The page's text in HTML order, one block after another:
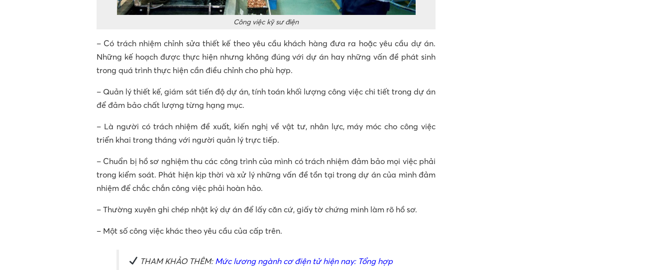
Công việc kỹ sư điện
– Có trách nhiệm chỉnh sửa thiết kế theo yêu cầu khách hàng đưa ra hoặc yêu cầu dự án.
Những kế hoạch được thực hiện nhưng không đúng với dự án hay những vấn đề phát sinh
trong quá trình thực hiện cần điều chỉnh cho phù hợp.
– Quản lý thiết kế, giám sát tiến độ dự án, tính toán khối lượng công việc chi tiết trong dự án
để đảm bảo chất lượng từng hạng mục.
– Là người có trách nhiệm đề xuất, kiến nghị về vật tư, nhân lực, máy móc cho công việc
triển khai trong tháng với người quản lý trực tiếp.
– Chuẩn bị hồ sơ nghiệm thu các công trình của mình có trách nhiệm đảm bảo mọi việc phải
trong kiểm soát. Phát hiện kịp thời và xử lý những vấn đề tồn tại trong dự án của mình đảm
nhiệm để chắc chắn công việc phải hoàn hảo.
– Thường xuyên ghi chép nhật ký dự án để lấy căn cứ, giấy tờ chứng minh làm rõ hồ sơ.
– Một số công việc khác theo yêu cầu của cấp trên.
THAM KHẢO THÊM: Mức lương ngành cơ điện tử hiện nay: Tổng hợp